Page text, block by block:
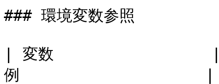
### 環境変数参照
| 変数
例                    |